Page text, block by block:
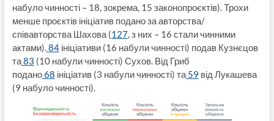
набуло чинності – 18, зокрема, 15 законопроєктів). Трохи
менше проєктів ініціатив подано за авторства/
співавторства Шахова (127, з них – 16 стали чинними
актами).84ініціативи (16 набули чинності) подав Кузнєцов
та83 (10 набули чинності) Сухов. Від Гриб
подано68 ініціатив (3 набули чинності) та59 від Лукашева
(9 набуло чинності).